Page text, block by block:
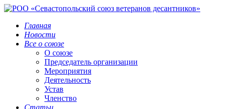
Главная
Новости
Все о союзе
О союзе
Председатель организации
Мероприятия
Деятельность
Устав
Членство
Статьи